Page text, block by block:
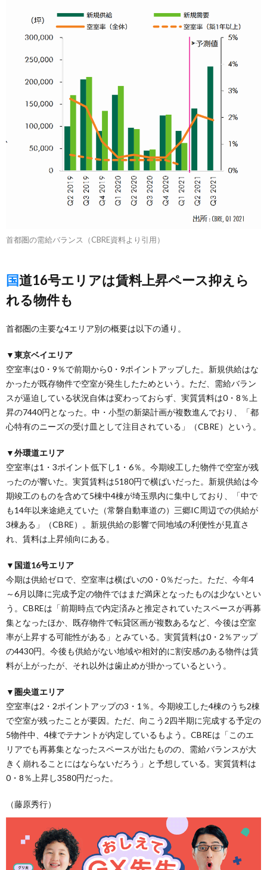
首都圏の需給バランス（CBRE資料より引用）
国道16号エリアは賃料上昇ペース抑えら
れる物件も
首都圏の主要な4エリア別の概要は以下の通り。
▼東京ベイエリア
空室率は0・9％で前期から0・9ポイントアップした。新規供給はな
かったが既存物件で空室が発生したためという。ただ、需給バラン
スが逼迫している状況自体は変わっておらず、実質賃料は0・8％上
昇の7440円となった。中・小型の新築計画が複数進んでおり、「都
心特有のニーズの受け皿として注目されている」（CBRE）という。
▼外環道エリア
空室率は1・3ポイント低下し1・6％。今期竣工した物件で空室が残
ったのが響いた。実質賃料は5180円で横ばいだった。新規供給は今
期竣工のものを含めて5棟中4棟が埼玉県内に集中しており、「中で
も14年以来途絶えていた（常磐自動車道の）三郷IC周辺での供給が
3棟ある」（CBRE）。新規供給の影響で同地域の利便性が見直さ
れ、賃料は上昇傾向にある。
▼国道16号エリア
今期は供給ゼロで、空室率は横ばいの0・0％だった。ただ、今年4
～6月以降に完成予定の物件ではまだ満床となったものは少ないとい
う。CBREは「前期時点で内定済みと推定されていたスペースが再募
集となったほか、既存物件で転貸区画が複数あるなど、今後は空室
率が上昇する可能性がある」とみている。実質賃料は0・2％アップ
の4430円。今後も供給がない地域や相対的に割安感のある物件は賃
料が上がったが、それ以外は歯止めが掛かっているという。
▼圏央道エリア
空室率は2・2ポイントアップの3・1％。今期竣工した4棟のうち2棟
で空室が残ったことが要因。ただ、向こう2四半期に完成する予定の
5物件中、4棟でテナントが内定しているもよう。CBREは「このエ
リアでも再募集となったスペースが出たものの、需給バランスが大
きく崩れることにはならないだろう」と予想している。実質賃料は
0・8％上昇し3580円だった。
（藤原秀行）